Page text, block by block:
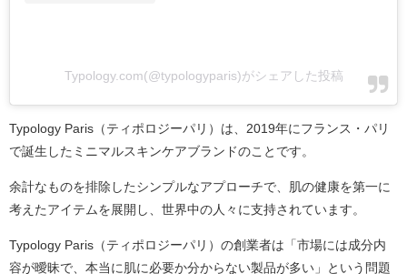
Typology.com(@typologyparis)がシェアした投稿
Typology Paris（ティポロジーパリ）は、2019年にフランス・パリ
で誕生したミニマルスキンケアブランドのことです。
余計なものを排除したシンプルなアプローチで、肌の健康を第一に
考えたアイテムを展開し、世界中の人々に支持されています。
Typology Paris（ティポロジーパリ）の創業者は「市場には成分内
容が曖昧で、本当に肌に必要か分からない製品が多い」という問題